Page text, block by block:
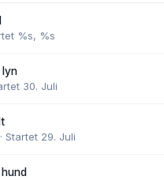
%s, %s
lyn
30. Juli
· Startet 29. Juli